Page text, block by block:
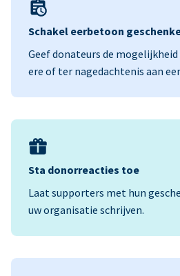
Schakel eerbetoon
Geef donateurs de
ere of ter nagedachtenis aan
Sta donorreacties toe
Laat supporters met hun
uw organisatie schrijven.